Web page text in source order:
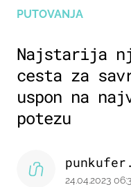
PUTOVANJA
Najstarija
cesta za
uspon na
potezu
24.04.2023